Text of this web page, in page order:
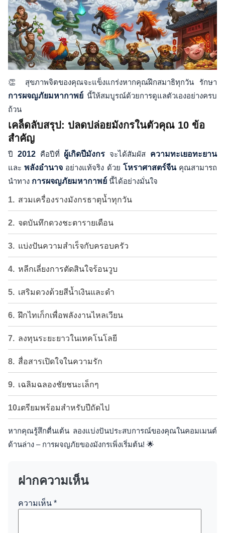
👏 สุขภาพจิตของคุณจะแข็งแกร่งหากคุณฝึกสมาธิทุกวัน รักษา
การผจญภัยมหากาพย์ นี้ให้สมบูรณ์ด้วยการดูแลตัวเองอย่างครบ
ถ้วน
เคล็ดลับสรุป: ปลดปล่อยมังกรในตัวคุณ 10 ข้อ
สำคัญ
ปี 2012คือปีที่ ผู้เกิดปีมังกร จะได้สัมผัส ความทะเยอทะยาน
และพลังอำนาจ อย่างแท้จริง ด้วย โหราศาสตร์จีนคุณสามารถ
นำทาง การผจญภัยมหากาพย์ นี้ได้อย่างมั่นใจ
สวมเครื่องรางมังกรธาตุน้ำทุกวัน
จดบันทึกดวงชะตารายเดือน
แบ่งปันความสำเร็จกับครอบครัว
หลีกเลี่ยงการตัดสินใจร้อนวูบ
เสริมดวงด้วยสีน้ำเงินและดำ
ฝึกไทเก็กเพื่อพลังงานไหลเวียน
ลงทุนระยะยาวในเทคโนโลยี
สื่อสารเปิดใจในความรัก
เฉลิมฉลองชัยชนะเล็กๆ
เตรียมพร้อมสำหรับปีถัดไป
หากคุณรู้สึกตื่นเต้น ลองแบ่งปันประสบการณ์ของคุณในคอมเมนต์
ด้านล่าง – การผจญภัยของมังกรเพิ่งเริ่มต้น! 🌟
ฝากความเห็น
ความเห็น *